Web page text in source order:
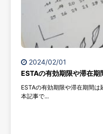
2024/02/01
ESTAの有効期限や滞在
ESTAの有効期限や滞在期間は
本記事で...